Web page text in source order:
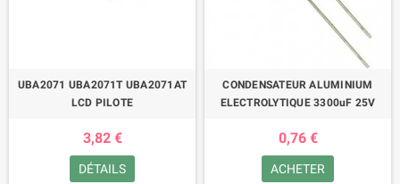
UBA2071 UBA2071T UBA2071AT
LCD PILOTE
3,82 €
DÉTAILS
CONDENSATEUR ALUMINIUM
ELECTROLYTIQUE 3300uF 25V
0,76 €
ACHETER